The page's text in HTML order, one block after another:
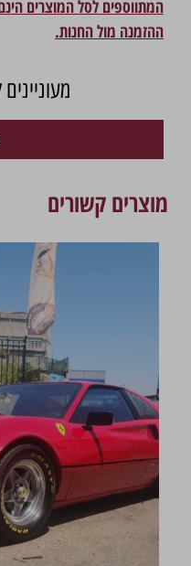
המתווספים לסל המוצרים
ההזמנה מול החנות.
מוצרים קשורים